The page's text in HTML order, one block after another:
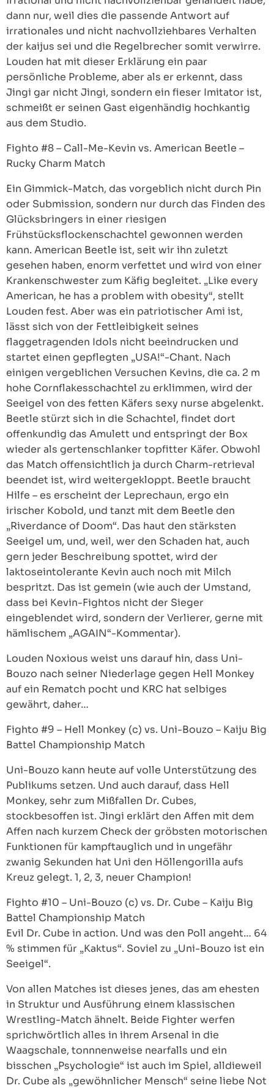
dann nur, weil dies die passende Antwort auf
irrationales und nicht nachvollziehbares Verhalten
der kaijus sei und die Regelbrecher somit verwirre.
Louden hat mit dieser Erklärung ein paar
persönliche Probleme, aber als er erkennt, dass
Jingi gar nicht Jingi, sondern ein fieser Imitator ist,
schmeißt er seinen Gast eigenhändig hochkantig
aus dem Studio.
Fighto #8 – Call-Me-Kevin vs. American Beetle –
Rucky Charm Match
Ein Gimmick-Match, das vorgeblich nicht durch Pin
oder Submission, sondern nur durch das Finden des
Glücksbringers in einer riesigen
Frühstücksflockenschachtel gewonnen werden
kann. American Beetle ist, seit wir ihn zuletzt
gesehen haben, enorm verfettet und wird von einer
Krankenschwester zum Käfig begleitet. „Like every
American, he has a problem with obesity“, stellt
Louden fest. Aber was ein patriotischer Ami ist,
lässt sich von der Fettleibigkeit seines
flaggetragenden Idols nicht beeindrucken und
startet einen gepflegten „USA!“-Chant. Nach
einigen vergeblichen Versuchen Kevins, die ca. 2 m
hohe Cornflakesschachtel zu erklimmen, wird der
Seeigel von des fetten Käfers sexy nurse abgelenkt.
Beetle stürzt sich in die Schachtel, findet dort
offenkundig das Amulett und entspringt der Box
wieder als gertenschlanker topfitter Käfer. Obwohl
das Match offensichtlich ja durch Charm-retrieval
beendet ist, wird weitergekloppt. Beetle braucht
Hilfe – es erscheint der Leprechaun, ergo ein
irischer Kobold, und tanzt mit dem Beetle den
„Riverdance of Doom“. Das haut den stärksten
Seeigel um, und, weil, wer den Schaden hat, auch
gern jeder Beschreibung spottet, wird der
laktoseintolerante Kevin auch noch mit Milch
bespritzt. Das ist gemein (wie auch der Umstand,
dass bei Kevin-Fightos nicht der Sieger
eingeblendet wird, sondern der Verlierer, gerne mit
hämlischem „AGAIN“-Kommentar).
Louden Noxious weist uns darauf hin, dass Uni-
Bouzo nach seiner Niederlage gegen Hell Monkey
auf ein Rematch pocht und KRC hat selbiges
gewährt, daher…
Fighto #9 – Hell Monkey (c) vs. Uni-Bouzo – Kaiju Big
Battel Championship Match
Uni-Bouzo kann heute auf volle Unterstützung des
Publikums setzen. Und auch darauf, dass Hell
Monkey, sehr zum Mißfallen Dr. Cubes,
stockbesoffen ist. Jingi erklärt den Affen mit dem
Affen nach kurzem Check der gröbsten motorischen
Funktionen für kampftauglich und in ungefähr
zwanig Sekunden hat Uni den Höllengorilla aufs
Kreuz gelegt. 1, 2, 3, neuer Champion!
Fighto #10 – Uni-Bouzo (c) vs. Dr. Cube – Kaiju Big
Battel Championship Match
Evil Dr. Cube in action. Und was den Poll angeht… 64
% stimmen für „Kaktus“. Soviel zu „Uni-Bouzo ist ein
Seeigel“.
Von allen Matches ist dieses jenes, das am ehesten
in Struktur und Ausführung einem klassischen
Wrestling-Match ähnelt. Beide Fighter werfen
sprichwörtlich alles in ihrem Arsenal in die
Waagschale, tonnnenweise nearfalls und ein
bisschen „Psychologie“ ist auch im Spiel, alldieweil
Dr. Cube als „gewöhnlicher Mensch“ seine liebe Not